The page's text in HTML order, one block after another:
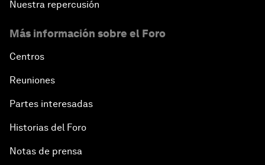
Nuestra repercusión
Más información sobre el Foro
Centros
Reuniones
Partes interesadas
Historias del Foro
Notas de prensa